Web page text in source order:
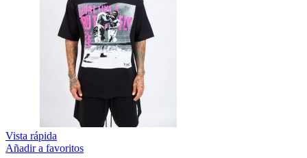
Vista rápida
Añadir a favoritos